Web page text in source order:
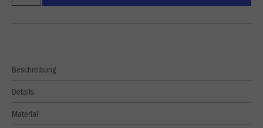
Beschreibung
Details
Material